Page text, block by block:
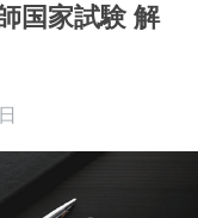
国家試験 解